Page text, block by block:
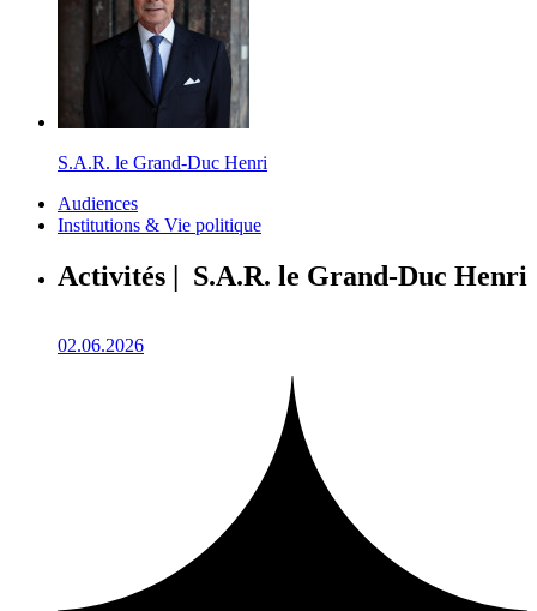
S.A.R. le Grand-Duc Henri
Audiences
Institutions & Vie politique
Activités | S.A.R. le Grand-Duc Henri
02.06.2026